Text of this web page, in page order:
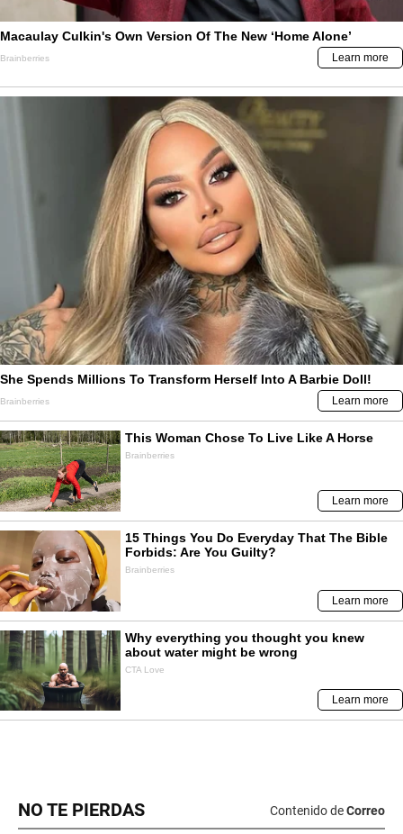
NO TE PIERDAS Contenido deCorreo